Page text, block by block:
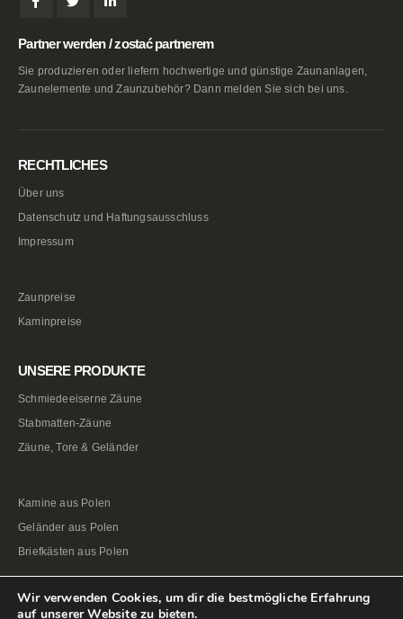
Partner werden / zostać partnerem
Sie produzieren oder liefern hochwertige und günstige Zaunanlagen,
Zaunelemente und Zaunzubehör? Dann melden Sie sich bei uns.
RECHTLICHES
Über uns
Datenschutz und Haftungsausschluss
Impressum
Zaunpreise
Kaminpreise
UNSERE PRODUKTE
Schmiedeeiserne Zäune
Stabmatten-Zäune
Zäune, Tore & Geländer
Kamine aus Polen
Geländer aus Polen
Briefkästen aus Polen
Wir verwenden Cookies, um dir die bestmögliche Erfahrung
auf unserer Website zu bieten.